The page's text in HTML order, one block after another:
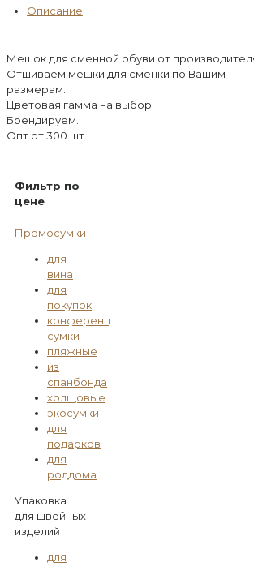
Описание
Мешок для сменной обуви от
Отшиваем мешки для сменки по Вашим
размерам.
Цветовая гамма на выбор.
Брендируем.
Опт от 300 шт.
Фильтр по
цене
Промосумки
для
вина
для
покупок
конференц
сумки
пляжные
из
спанбонда
холщовые
экосумки
для
подарков
для
роддома
Упаковка
для швейных
изделий
для